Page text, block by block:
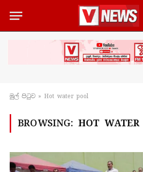
මුල් පිටු​ව » Hot water pool
BROWSING: HOT WATER